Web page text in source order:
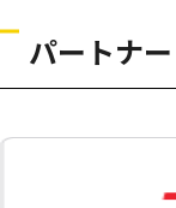
パートナー